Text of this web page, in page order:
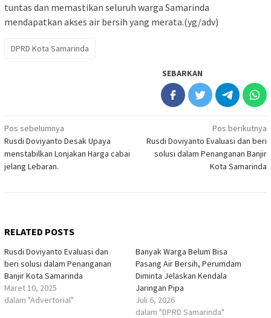
tuntas dan memastikan seluruh warga Samarinda
mendapatkan akses air bersih yang merata.(yg/adv)
DPRD Kota Samarinda
SEBARKAN
Navigasi
pos
Pos sebelumnya
Rusdi Doviyanto Desak Upaya
menstabilkan Lonjakan Harga cabai
jelang Lebaran.
Pos berikutnya
Rusdi Doviyanto Evaluasi dan beri
solusi dalam Penanganan Banjir
Kota Samarinda
RELATED POSTS
Rusdi Doviyanto Evaluasi dan
beri solusi dalam Penanganan
Banjir Kota Samarinda
Maret 10, 2025
dalam "Advertorial"
Banyak Warga Belum Bisa
Pasang Air Bersih, Perumdam
Diminta Jelaskan Kendala
Jaringan Pipa
Juli 6, 2026
dalam "DPRD Samarinda"